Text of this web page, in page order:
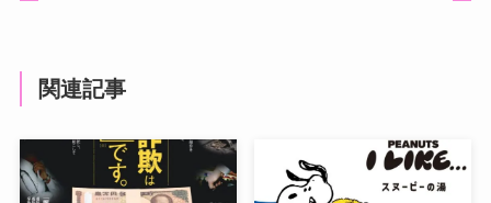
関連記事